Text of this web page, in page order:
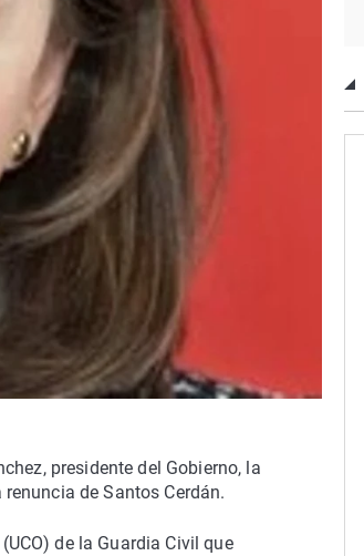
presidente del Gobierno, la
renuncia de Santos Cerdán.
(UCO) de la Guardia Civil que